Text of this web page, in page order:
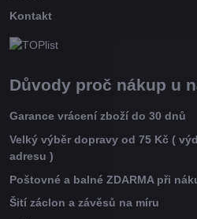
Kontakt
Důvody proč nákup u
Garance vrácení zboží do 30 dnů
Velký výběr dopravy od 75 Kč (
adresu )
Poštovné a balné ZDARMA při
Šití záclon a závěsů na míru